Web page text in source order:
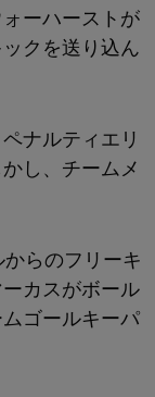
ーハーストが
クを送り込ん
ナルティエリ
し、チームメ
らのフリーキ
カスがボール
ゴールキーパ